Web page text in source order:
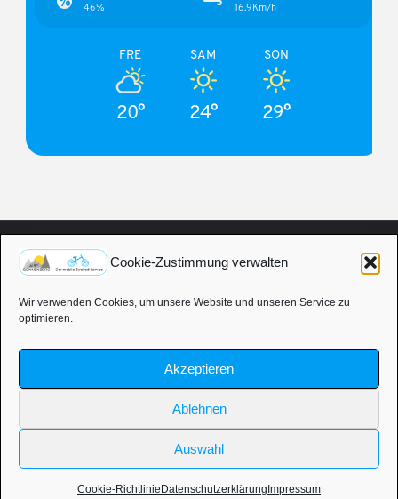
Cookie-Zustimmung verwalten
Wir verwenden Cookies, um unsere Website und unseren Service zu
optimieren.
Akzeptieren
Ablehnen
Auswahl
Cookie-Richtlinie Datenschutzerklärung Impressum
46% 16.9Km/h
FRE
20°
SAM
24°
SON
29°
COOKIE-RICHTLINIE (EU)
DATENSCHUTZERKLÄRUNG | IMPRESSUM |
VERSANDKOSTEN |
©2021 Thorsten Sonnenberg - Dat löppt! Mobiler Zweirad Service